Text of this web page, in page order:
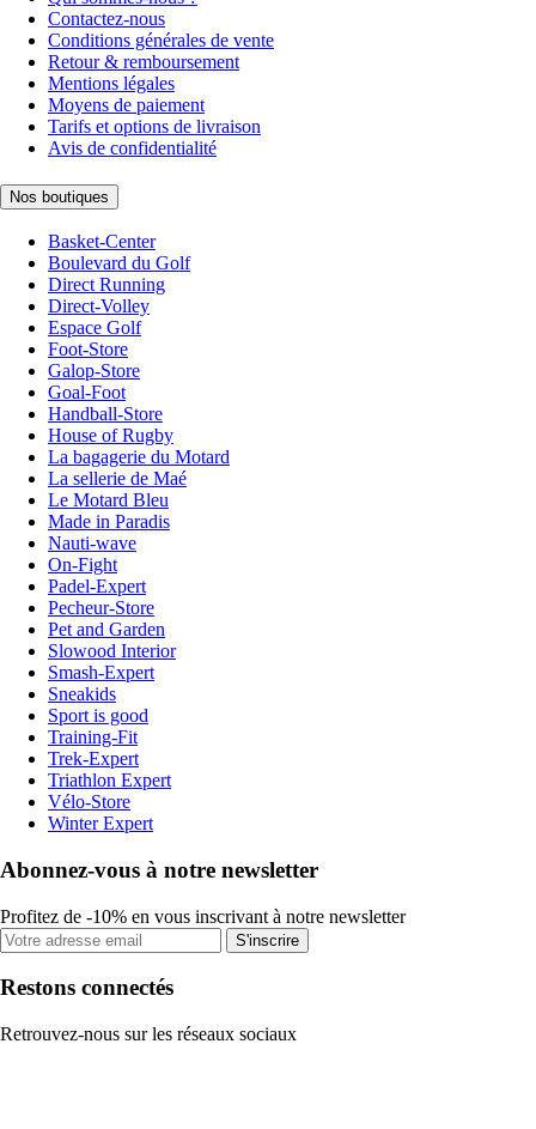
Contactez-nous
Conditions générales de vente
Retour & remboursement
Mentions légales
Moyens de paiement
Tarifs et options de livraison
Avis de confidentialité
Nos boutiques
Basket-Center
Boulevard du Golf
Direct Running
Direct-Volley
Espace Golf
Foot-Store
Galop-Store
Goal-Foot
Handball-Store
House of Rugby
La bagagerie du Motard
La sellerie de Maé
Le Motard Bleu
Made in Paradis
Nauti-wave
On-Fight
Padel-Expert
Pecheur-Store
Pet and Garden
Slowood Interior
Smash-Expert
Sneakids
Sport is good
Training-Fit
Trek-Expert
Triathlon Expert
Vélo-Store
Winter Expert
Abonnez-vous à notre newsletter
Profitez de -10% en vous inscrivant à notre newsletter
S'inscrire
Restons connectés
Retrouvez-nous sur les réseaux sociaux